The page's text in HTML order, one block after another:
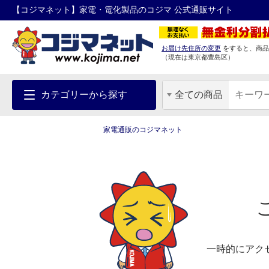
【コジマネット】家電・電化製品のコジマ 公式通販サイト
お届け先住所の変更 をすると、商
（現在は東京都豊島区）
カテゴリーから探す 全ての商品
家電通販のコジマネット
一時的にアク